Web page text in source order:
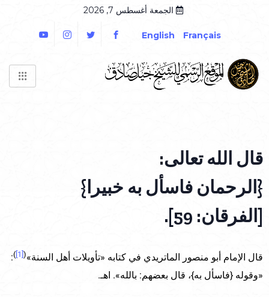
الجمعة أغسطس 7, 2026
Français
English
قال الله تعالى:
{الرحمان فاسأل به خبيرا}
[الفرقان: 59].
قال الإمام أبو منصور الماتريدي في كتابه «تأويلات أهل السنة»(
)
:
«وقوله {فاسأل به}، قال بعضهم: بالله». اهـ.